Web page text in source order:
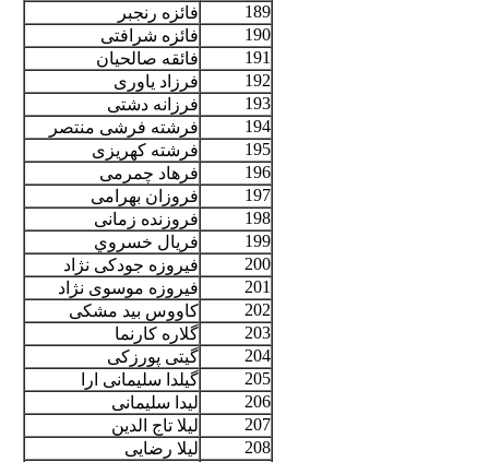
189
فائزه رنجبر
190
فائزه شرافتی
191
فائقه صالحيان
192
فرزاد یاوری
193
فرزانه دشتی
194
فرشته فرشی منتصر
195
فرشته کهریزی
196
فرهاد چمرمی
197
فروزان بهرامی
198
فروزنده زمانی
199
فريال خسروي
200
فیروزه جودکی نژاد
201
فیروزه موسوی نژاد
202
کاووس بید مشکی
203
گلاره كارنما
204
گیتی پورزکی
205
گیلدا سلیمانی ارا
206
لیدا سلیمانی
207
لیلا تاج الدین
208
لیلا رضایی